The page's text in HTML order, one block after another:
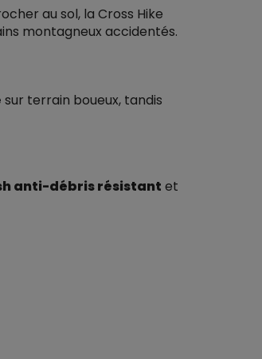
au sol, la Cross Hike
montagneux accidentés.
sur terrain boueux, tandis
anti-débris résistant et